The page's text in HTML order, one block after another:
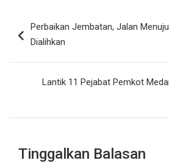
posPerbaikan Jembatan, Jalan
Dialihkan
Lantik 11 Pejabat Pemkot
Tinggalkan Balasan